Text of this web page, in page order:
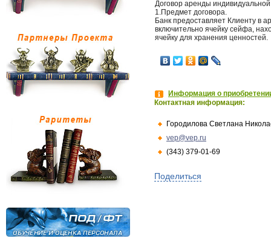
Договор аренды
1.Предмет договора.
Банк предоставляет Клиенту в
включительно ячейку сейфа,
ячейку для хранения ценностей.
Информация о
Контактная информация:
Городилова Светлана
vep@vep.ru
(343) 379-01-69
Поделиться